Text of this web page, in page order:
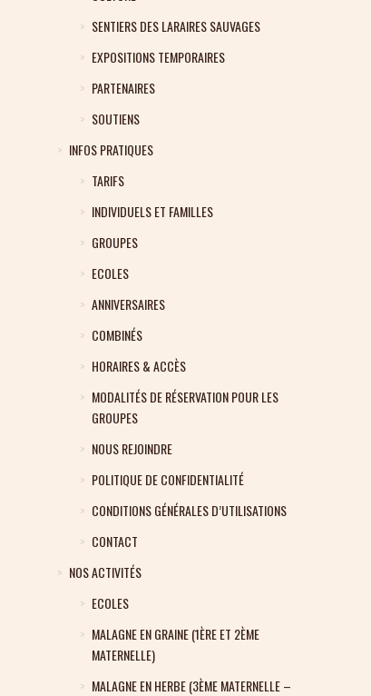
SENTIERS DES LARAIRES SAUVAGES
EXPOSITIONS TEMPORAIRES
PARTENAIRES
SOUTIENS
INFOS PRATIQUES
TARIFS
INDIVIDUELS ET FAMILLES
GROUPES
ECOLES
ANNIVERSAIRES
COMBINÉS
HORAIRES & ACCÈS
MODALITÉS DE RÉSERVATION POUR LES
GROUPES
NOUS REJOINDRE
POLITIQUE DE CONFIDENTIALITÉ
CONDITIONS GÉNÉRALES D’UTILISATIONS
CONTACT
NOS ACTIVITÉS
ECOLES
MALAGNE EN GRAINE (1ÈRE ET 2ÈME
MATERNELLE)
MALAGNE EN HERBE (3ÈME MATERNELLE –